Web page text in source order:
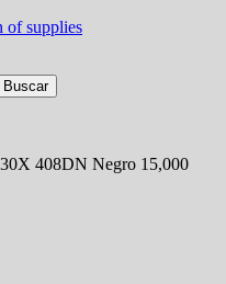
Buscar
408DN Negro 15,000